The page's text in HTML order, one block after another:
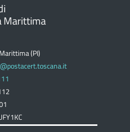
Marittima
(PI)